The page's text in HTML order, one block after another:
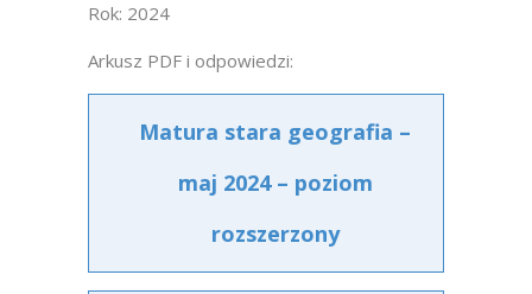
Rok: 2024
Arkusz PDF i odpowiedzi:
Matura stara geografia –
maj 2024 – poziom
rozszerzony